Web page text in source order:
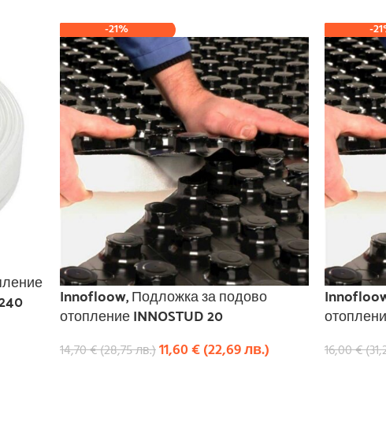
-21%
Innofloow, Подложка за подово
отопление INNOSTUD 20
14,70€(28,75лв.)11,60€(22,69лв.)
-
16,00€(